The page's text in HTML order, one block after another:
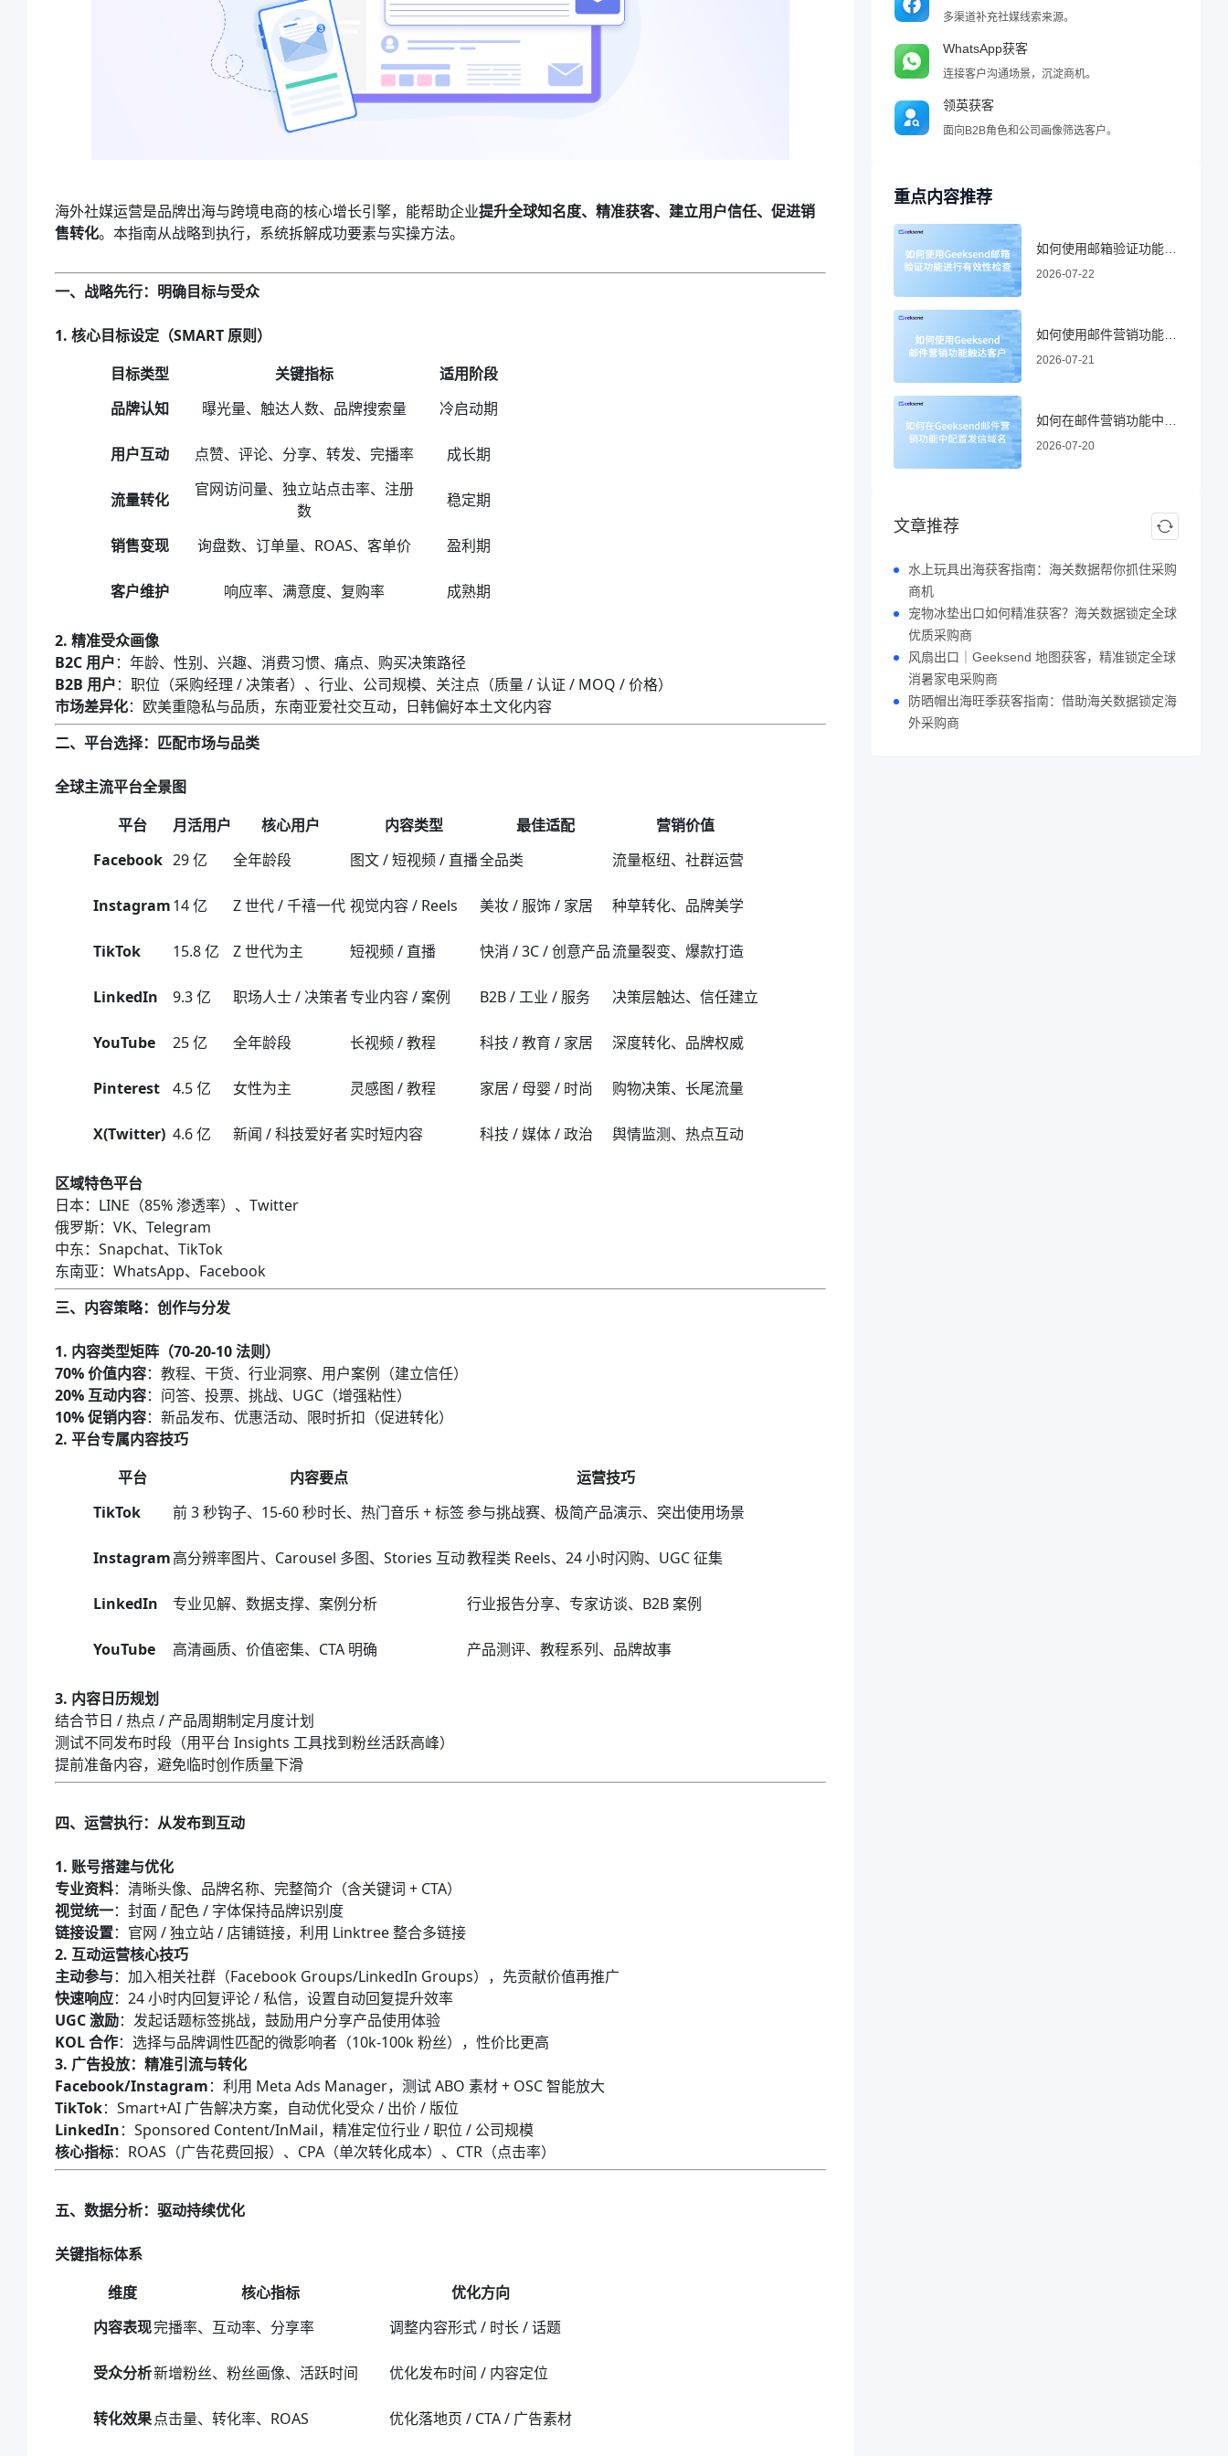
海外社媒运营是品牌出海与跨境电商的核心增长引擎，能帮助企业提升全球知名度、精准获客、建立用户信任、促进销
售转化。本指南从战略到执行，系统拆解成功要素与实操方法。
一、战略先行：明确目标与受众
1. 核心目标设定（SMART 原则）
目标类型
关键指标
适用阶段
品牌认知
曝光量、触达人数、品牌搜索量 冷启动期
用户互动 点赞、评论、分享、转发、完播率 成长期
流量转化
官网访问量、独立站点击率、注册
数
稳定期
销售变现 询盘数、订单量、ROAS、客单价 盈利期
客户维护 响应率、满意度、复购率 成熟期
2. 精准受众画像
B2C 用户：年龄、性别、兴趣、消费习惯、痛点、购买决策路径
B2B 用户：职位（采购经理 / 决策者）、行业、公司规模、关注点（质量 / 认证 / MOQ / 价格）
市场差异化：欧美重隐私与品质，东南亚爱社交互动，日韩偏好本土文化内容
二、平台选择：匹配市场与品类
全球主流平台全景图
平台
月活用户 核心用户 内容类型 最佳适配
营销价值
Facebook 29 亿 全年龄段 图文 / 短视频 / 直播全品类 流量枢纽、社群运营
Instagram14 亿 Z 世代 / 千禧一代 视觉内容 / Reels 美妆 / 服饰 / 家居 种草转化、品牌美学
TikTok 15.8 亿 Z 世代为主 短视频 / 直播 快消 / 3C / 创意产品流量裂变、爆款打造
LinkedIn 9.3 亿 职场人士 / 决策者专业内容 / 案例 B2B / 工业 / 服务 决策层触达、信任建立
YouTube 25 亿 全年龄段 长视频 / 教程 科技 / 教育 / 家居 深度转化、品牌权威
Pinterest 4.5 亿 女性为主 灵感图 / 教程 家居 / 母婴 / 时尚 购物决策、长尾流量
X(Twitter) 4.6 亿 新闻 / 科技爱好者实时短内容 科技 / 媒体 / 政治 舆情监测、热点互动
区域特色平台
日本：LINE（85% 渗透率）、Twitter
俄罗斯：VK、Telegram
中东：Snapchat、TikTok
东南亚：WhatsApp、Facebook
三、内容策略：创作与分发
1. 内容类型矩阵（70-20-10 法则）
70% 价值内容：教程、干货、行业洞察、用户案例（建立信任）
20% 互动内容：问答、投票、挑战、UGC（增强粘性）
10% 促销内容：新品发布、优惠活动、限时折扣（促进转化）
2. 平台专属内容技巧
平台
内容要点
运营技巧
TikTok
前 3 秒钩子、15-60 秒时长、热门音乐 + 标签参与挑战赛、极简产品演示、突出使用场景
Instagram高分辨率图片、Carousel 多图、Stories 互动教程类 Reels、24 小时闪购、UGC 征集
LinkedIn 专业见解、数据支撑、案例分析 行业报告分享、专家访谈、B2B 案例
YouTube 高清画质、价值密集、CTA 明确 产品测评、教程系列、品牌故事
3. 内容日历规划
结合节日 / 热点 / 产品周期制定月度计划
测试不同发布时段（用平台 Insights 工具找到粉丝活跃高峰）
提前准备内容，避免临时创作质量下滑
四、运营执行：从发布到互动
1. 账号搭建与优化
专业资料：清晰头像、品牌名称、完整简介（含关键词 + CTA）
视觉统一：封面 / 配色 / 字体保持品牌识别度
链接设置：官网 / 独立站 / 店铺链接，利用 Linktree 整合多链接
2. 互动运营核心技巧
主动参与：加入相关社群（Facebook Groups/LinkedIn Groups），先贡献价值再推广
快速响应：24 小时内回复评论 / 私信，设置自动回复提升效率
UGC 激励：发起话题标签挑战，鼓励用户分享产品使用体验
KOL 合作：选择与品牌调性匹配的微影响者（10k-100k 粉丝），性价比更高
3. 广告投放：精准引流与转化
Facebook/Instagram：利用 Meta Ads Manager，测试 ABO 素材 + OSC 智能放大
TikTok：Smart+AI 广告解决方案，自动优化受众 / 出价 / 版位
LinkedIn：Sponsored Content/InMail，精准定位行业 / 职位 / 公司规模
核心指标：ROAS（广告花费回报）、CPA（单次转化成本）、CTR（点击率）
五、数据分析：驱动持续优化
关键指标体系
维度
核心指标
优化方向
内容表现完播率、互动率、分享率 调整内容形式 / 时长 / 话题
受众分析新增粉丝、粉丝画像、活跃时间 优化发布时间 / 内容定位
转化效果点击量、转化率、ROAS 优化落地页 / CTA / 广告素材
多渠道补充社媒线索来源。
WhatsApp获客
连接客户沟通场景，沉淀商机。
领英获客
面向B2B角色和公司画像筛选客户。
重点内容推荐
2026-07-22
2026-07-21
2026-07-20
文章推荐
水上玩具出海获客指南：海关数据帮你抓住采购
商机
宠物冰垫出口如何精准获客？海关数据锁定全球
优质采购商
风扇出口｜Geeksend 地图获客，精准锁定全球
消暑家电采购商
防晒帽出海旺季获客指南：借助海关数据锁定海
外采购商